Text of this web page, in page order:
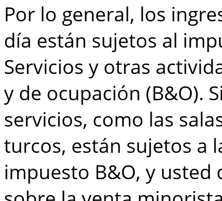
Por lo general, los
día están sujetos al
Servicios y otras
y de ocupación (B&O).
servicios, como las
turcos, están sujetos a
impuesto B&O, y